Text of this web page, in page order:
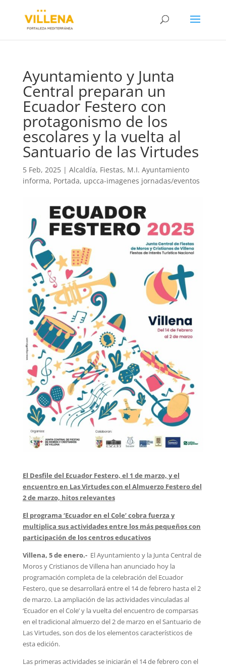
Ayuntamiento y Junta
Central preparan un
Ecuador Festero con
protagonismo de los
escolares y la vuelta al
Santuario de las Virtudes
5 Feb, 2025| Alcaldía, Fiestas, M.I. Ayuntamiento
informa, Portada, upcca-imagenes jornadas/eventos
El Desfile del Ecuador Festero, el 1 de marzo, y el
encuentro en Las Virtudes con el Almuerzo Festero del
2 de marzo, hitos relevantes
El programa ‘Ecuador en el Cole’ cobra fuerza y
multiplica sus actividades entre los más pequeños con
participación de los centros educativos
Villena, 5 de enero.- El Ayuntamiento y la Junta Central de
Moros y Cristianos de Villena han anunciado hoy la
programación completa de la celebración del Ecuador
Festero, que se desarrollará entre el 14 de febrero hasta el 2
de marzo. La ampliación de las actividades vinculadas al
‘Ecuador en el Cole’ y la vuelta del encuentro de comparsas
en el tradicional almuerzo del 2 de marzo en el Santuario de
Las Virtudes, son dos de los elementos característicos de
esta edición.
Las primeras actividades se iniciarán el 14 de febrero con el